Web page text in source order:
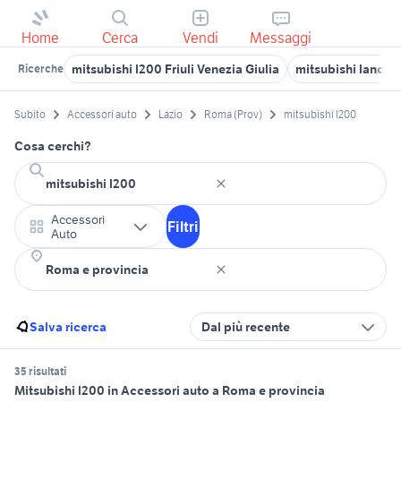
Home Cerca Vendi Messaggi
Ricerche mitsubishi l200 Friuli Venezia Giulia mitsubishi lancer
Subito Accessori auto Lazio Roma (Prov) mitsubishi l200
Cosa cerchi?
Accessori
Auto
Filtri
Salva ricerca Dal più recente
35 risultati
Mitsubishi l200 in Accessori auto a Roma e provincia